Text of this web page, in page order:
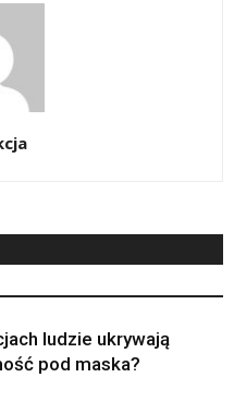
ludzie ukrywają
pod maska?